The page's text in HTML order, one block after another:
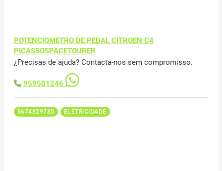
POTENCIOMETRO DE PEDAL CITROEN C4
PICASSOSPACETOURER
¿Precisas de ajuda? Contacta-nos sem compromisso.
959501246
9674829780 ELETRICIDADE